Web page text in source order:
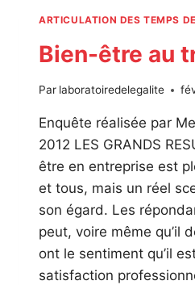
ARTICULATION DES TEMPS
Bien-être au
Par laboratoiredelegalite
Enquête réalisée par
2012 LES GRANDS
être en entreprise est
et tous, mais un réel
son égard. Les
peut, voire même qu’il
ont le sentiment qu’il
satisfaction